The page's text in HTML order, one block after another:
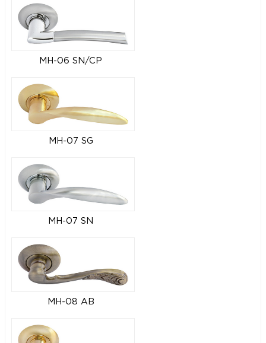
MH-06 SN/CP
MH-07 SG
MH-07 SN
MH-08 AB